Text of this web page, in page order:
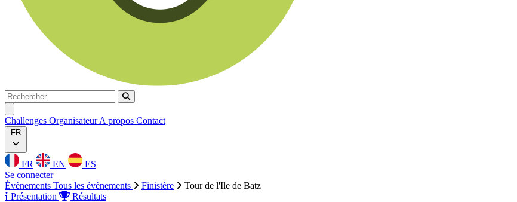
Rechercher
Rechercher
Challenges OrganisateurA propos Contact
FR
FR EN
ES
Se connecter
Évènements Tous les évènements Finistère
Tour de l'Ile de Batz
Présentation
Résultats